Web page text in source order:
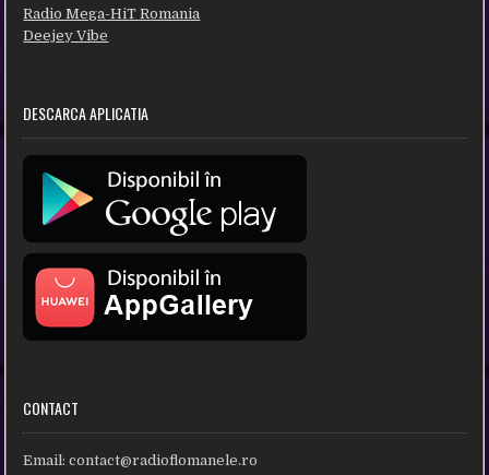
Radio Mega-HiT Romania
Deejey Vibe
DESCARCA APLICATIA
CONTACT
Email:contact@radioflomanele.ro